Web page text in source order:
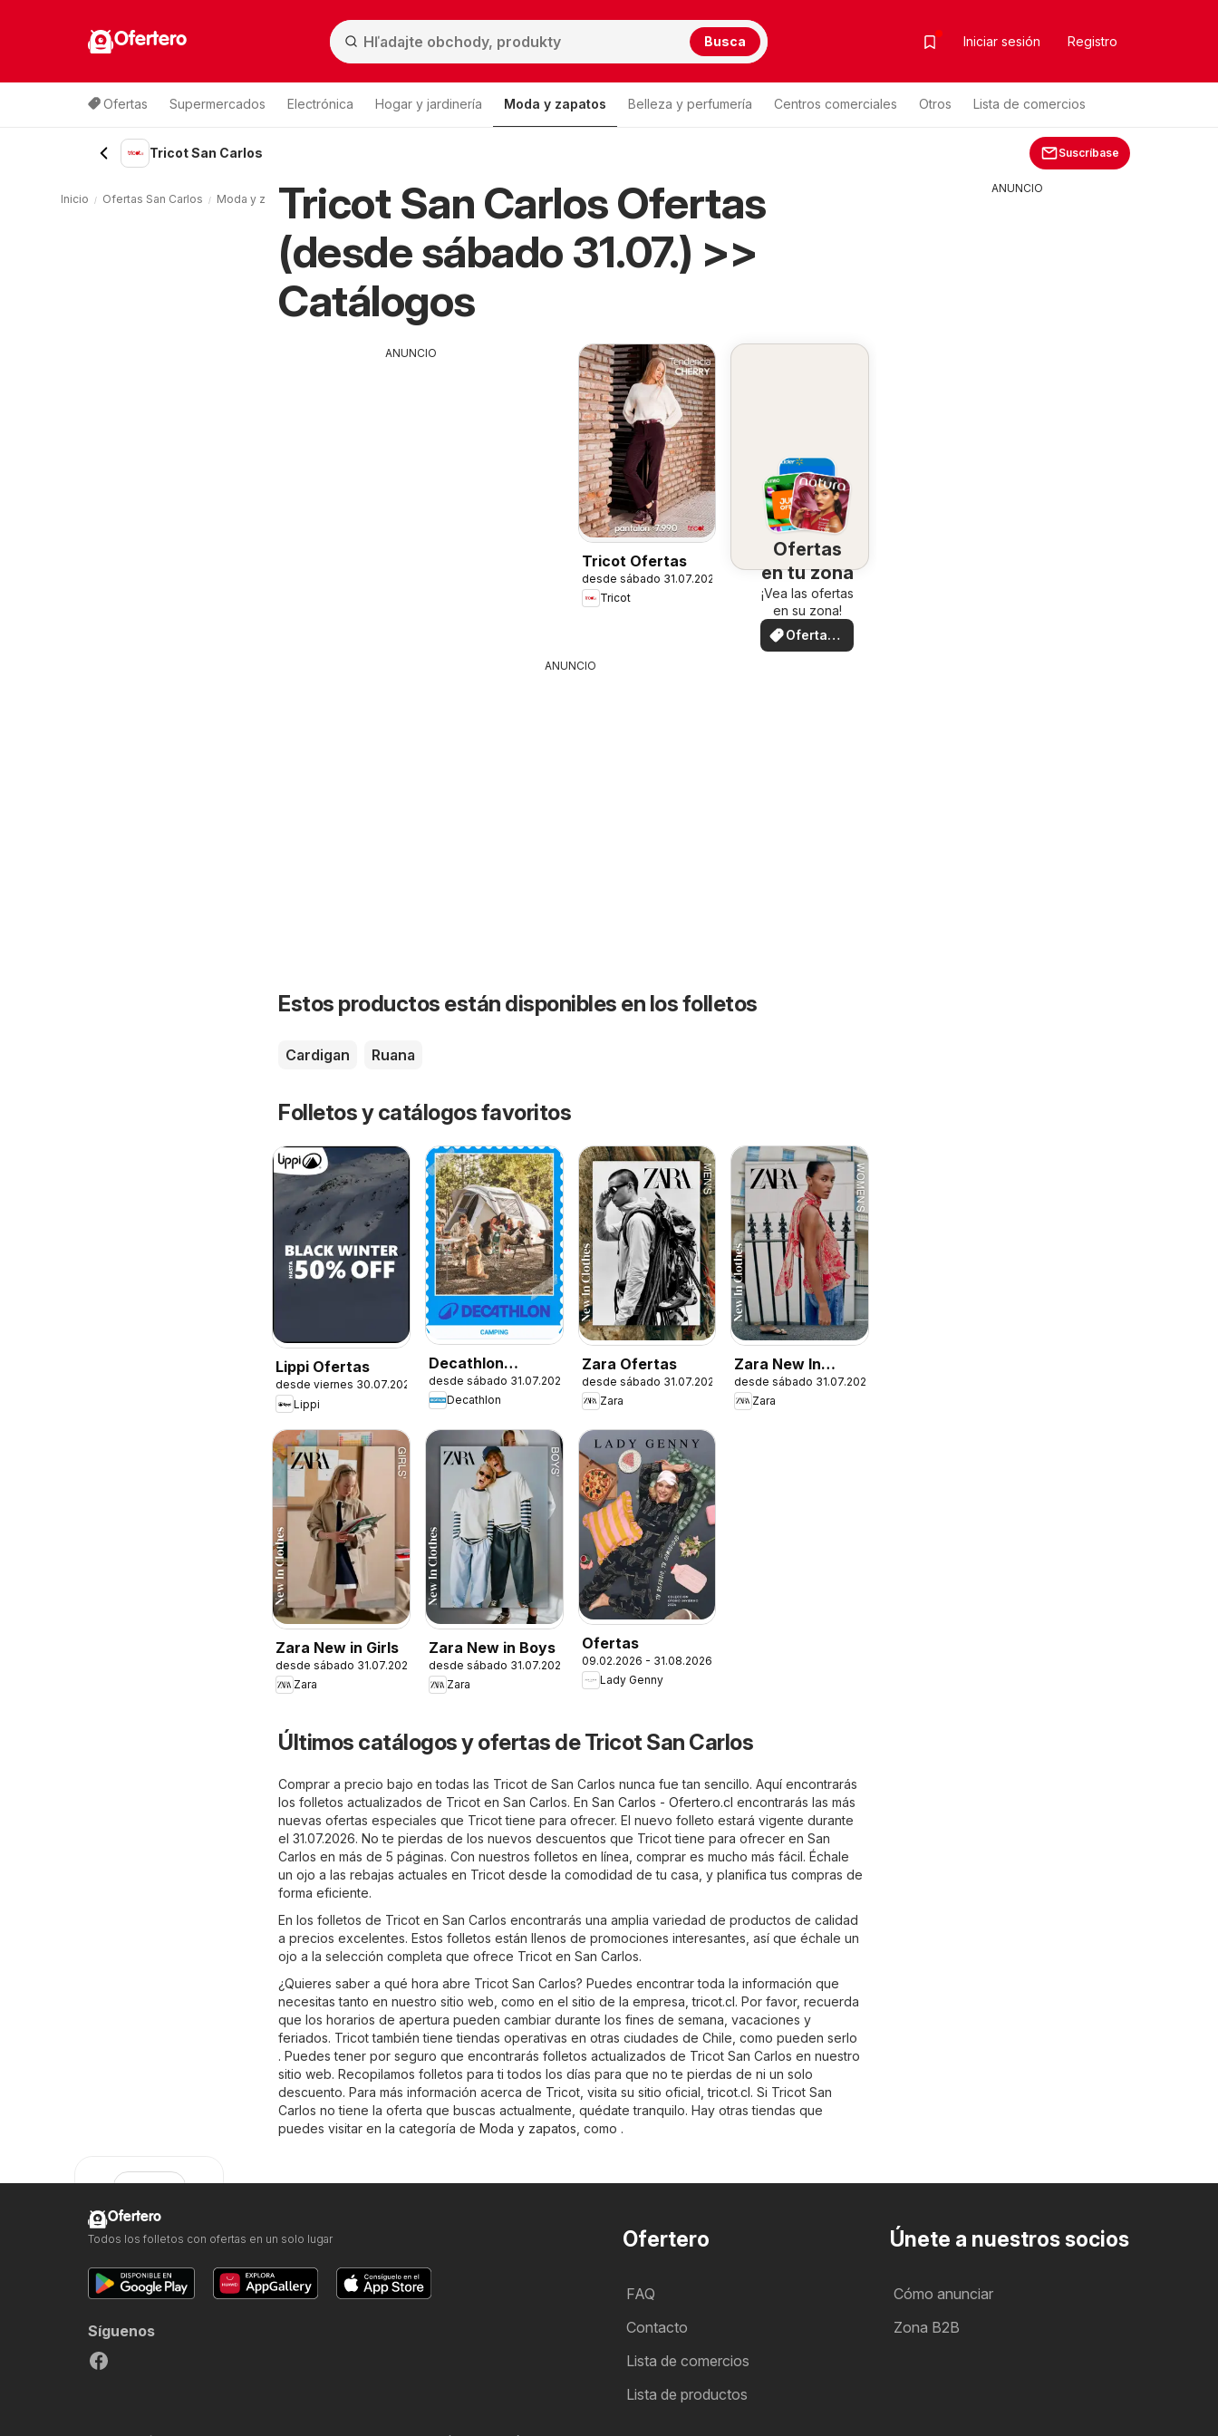
Ofertero Busca Iniciar sesión Registro
Ofertas Supermercados Electrónica Hogar y jardinería Moda y zapatos Belleza y perfumería Centros comerciales Otros Lista de comercios
Tricot San Carlos Suscríbase
Tricot San Carlos Ofertas
(desde sábado 31.07.) >>
Catálogos
ANUNCIO
Tricot Ofertas
desde sábado 31.07.2026
Tricot
Ofertas
en tu zona
¡Vea las ofertas
en su zona!
Ofertas
locales
ANUNCIO
Estos productos están disponibles en los folletos
Cardigan Ruana
Folletos y catálogos favoritos
Lippi Ofertas
desde viernes 30.07.2026
Lippi
Decathlon
Ofertas
desde sábado 31.07.2026
Decathlon
Zara Ofertas
desde sábado 31.07.2026
Zara
Zara New In
Women
desde sábado 31.07.2026
Zara
Zara New in Girls
desde sábado 31.07.2026
Zara
Zara New in Boys
desde sábado 31.07.2026
Zara
Ofertas
09.02.2026 - 31.08.2026
Lady Genny
Últimos catálogos y ofertas de Tricot San Carlos
Comprar a precio bajo en todas las Tricot de San Carlos nunca fue tan sencillo. Aquí encontrarás
los folletos actualizados de Tricot en San Carlos. En San Carlos - Ofertero.cl encontrarás las más
nuevas ofertas especiales que Tricot tiene para ofrecer. El nuevo folleto estará vigente durante
el 31.07.2026. No te pierdas de los nuevos descuentos que Tricot tiene para ofrecer en San
Carlos en más de 5 páginas. Con nuestros folletos en línea, comprar es mucho más fácil. Échale
un ojo a las rebajas actuales en Tricot desde la comodidad de tu casa, y planifica tus compras de
forma eficiente.
En los folletos de Tricot en San Carlos encontrarás una amplia variedad de productos de calidad
a precios excelentes. Estos folletos están llenos de promociones interesantes, así que échale un
ojo a la selección completa que ofrece Tricot en San Carlos.
¿Quieres saber a qué hora abre Tricot San Carlos? Puedes encontrar toda la información que
necesitas tanto en nuestro sitio web, como en el sitio de la empresa,tricot.cl. Por favor, recuerda
que los horarios de apertura pueden cambiar durante los fines de semana, vacaciones y
feriados. Tricot también tiene tiendas operativas en otras ciudades de Chile, como pueden serlo
. Puedes tener por seguro que encontrarás folletos actualizados de Tricot San Carlos en nuestro
sitio web. Recopilamos folletos para ti todos los días para que no te pierdas de ni un solo
descuento. Para más información acerca de Tricot, visita su sitio oficial,tricot.cl. Si Tricot San
Carlos no tiene la oferta que buscas actualmente, quédate tranquilo. Hay otras tiendas que
puedes visitar en la categoría de Moda y zapatos , como .
Inicio Ofertas San Carlos Moda y zapatos San Carlos Tricot San Carlos
ANUNCIO
Ofertero
FAQ
Contacto
Lista de comercios
Lista de productos
Únete a nuestros socios
Cómo anunciar
Zona B2B
Ofertero
Todos los folletos con ofertas en un solo lugar
Síguenos